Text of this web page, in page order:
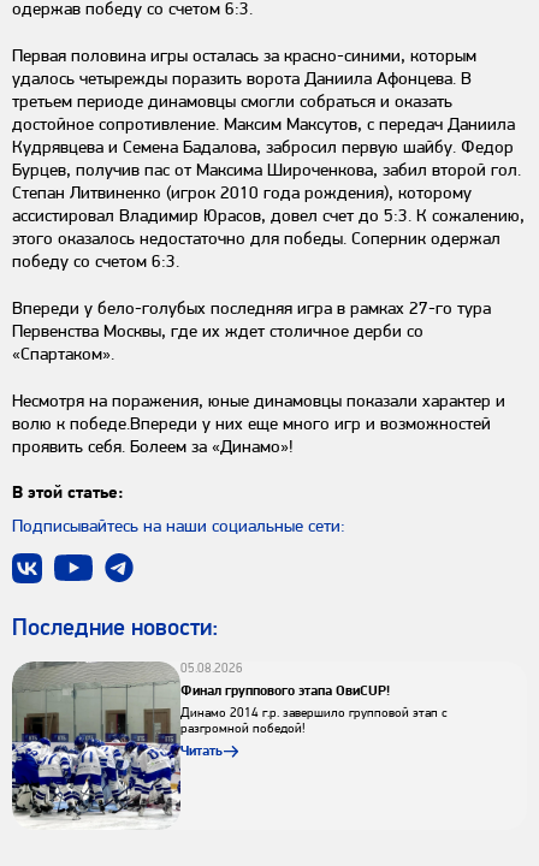
одержав победу со счетом 6:3.
Первая половина игры осталась за красно-синими, которым
удалось четырежды поразить ворота Даниила Афонцева. В
третьем периоде динамовцы смогли собраться и оказать
достойное сопротивление. Максим Максутов, с передач Даниила
Кудрявцева и Семена Бадалова, забросил первую шайбу. Федор
Бурцев, получив пас от Максима Широченкова, забил второй гол.
Степан Литвиненко (игрок 2010 года рождения), которому
ассистировал Владимир Юрасов, довел счет до 5:3. К сожалению,
этого оказалось недостаточно для победы. Соперник одержал
победу со счетом 6:3.
Впереди у бело-голубых последняя игра в рамках 27-го тура
Первенства Москвы, где их ждет столичное дерби со
«Спартаком».
Несмотря на поражения, юные динамовцы показали характер и
волю к победе.Впереди у них еще много игр и возможностей
проявить себя. Болеем за «Динамо»!
В этой статье:
Подписывайтесь на наши социальные сети:
Последниe новости:
05.08.2026
Финал группового этапа ОвиCUP!
Динамо 2014 г.р. завершило групповой этап с
разгромной победой!
Читать